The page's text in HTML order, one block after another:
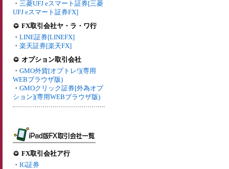
・ 三菱UFJ eスマート証券[三菱
UFJ eスマート証券FX]
FX取引会社ヤ・ラ・ワ行
・ LINE証券[LINEFX]
・ 楽天証券[楽天FX]
オプション取引会社
・ GMO外貨[オプトレ!](専用
WEBブラウザ版)
・ GMOクリック証券[外為オプ
ション](専用WEBブラウザ版)
FX取引会社ア行
・ IG証券